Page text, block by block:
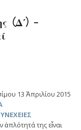
(Δ΄) –
13 Ἀπριλίου 2015
ἁπλότητά της εἶναι